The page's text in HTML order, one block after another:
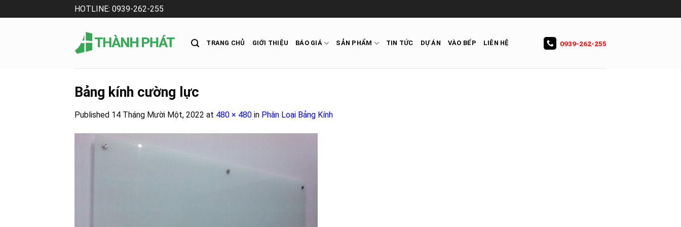
to
HOTLINE: 0939-262-255
TRANG CHỦ GIỚI THIỆU BÁO GIÁ SẢN PHẨM TIN TỨC DỰ ÁN VÀO BẾP LIÊN HỆ 0939-262-255
Bảng kính cường lực
Published 14 Tháng Mười Một, 2022 at 480 × 480 in Phân Loại Bảng Kính